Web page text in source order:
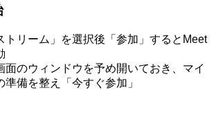
トリーム」を選択後「参加」するとMeet
面のウィンドウを予め開いておき、マイ
準備を整え「今すぐ参加」